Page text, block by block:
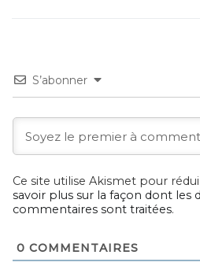
S’abonner
Ce site utilise Akismet pour
savoir plus sur la façon dont les
commentaires sont traitées.
0 COMMENTAIRES